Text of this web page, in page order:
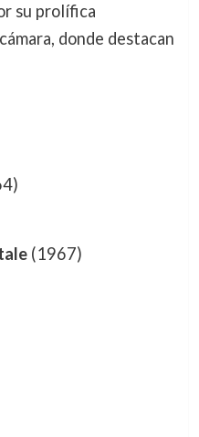
su prolífica
donde destacan
(1967)